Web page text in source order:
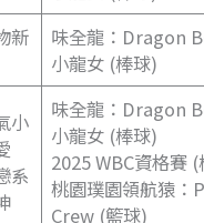
新
味全龍：Dragon
小龍女 (棒球)
小
系
味全龍：Dragon
小龍女 (棒球)
2025 WBC資格賽
桃園璞園領航猿：
Crew (籃球)